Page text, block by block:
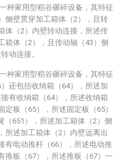
种家用型稻谷碾碎设备，其特征
侧壁贯穿加工箱体（2），且转
体（2）内壁转动连接，所述传
箱体（2），且传动轴（43）侧
动连接。
种家用型稻谷碾碎设备，其特征
还包括收纳箱（64），所述加
有收纳箱（64），所述收纳箱
定板（65），所述固定板（65）
（651），所述加工箱体（2）侧
所述加工箱体（2）内壁远离出
有电动推杆（66），所述电动推
推板（67），所述推板（67）一